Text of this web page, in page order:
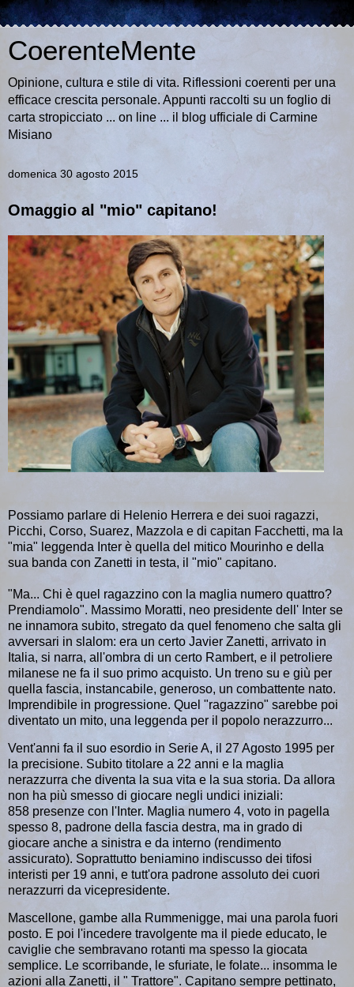
CoerenteMente
Opinione, cultura e stile di vita. Riflessioni coerenti per una
efficace crescita personale. Appunti raccolti su un foglio di
carta stropicciato ... on line ... il blog ufficiale di Carmine
Misiano
domenica 30 agosto 2015
Omaggio al "mio" capitano!
Possiamo parlare di Helenio Herrera e dei suoi ragazzi,
Picchi, Corso, Suarez, Mazzola e di capitan Facchetti, ma la
"mia" leggenda Inter è quella del mitico Mourinho e della
sua banda con Zanetti in testa, il "mio" capitano.
"Ma... Chi è quel ragazzino con la maglia numero quattro?
Prendiamolo". Massimo Moratti, neo presidente dell' Inter se
ne innamora subito, stregato da quel fenomeno che salta gli
avversari in slalom: era un certo Javier Zanetti, arrivato in
Italia, si narra, all'ombra di un certo Rambert, e il petroliere
milanese ne fa il suo primo acquisto. Un treno su e giù per
quella fascia, instancabile, generoso, un combattente nato.
Imprendibile in progressione. Quel "ragazzino" sarebbe poi
diventato un mito, una leggenda per il popolo nerazzurro...
Vent'anni fa il suo esordio in Serie A, il 27 Agosto 1995 per
la precisione. Subito titolare a 22 anni e la maglia
nerazzurra che diventa la sua vita e la sua storia. Da allora
non ha più smesso di giocare negli undici iniziali:
858 presenze con l'Inter. Maglia numero 4, voto in pagella
spesso 8, padrone della fascia destra, ma in grado di
giocare anche a sinistra e da interno (rendimento
assicurato). Soprattutto beniamino indiscusso dei tifosi
interisti per 19 anni, e tutt'ora padrone assoluto dei cuori
nerazzurri da vicepresidente.
Mascellone, gambe alla Rummenigge, mai una parola fuori
posto. E poi l'incedere travolgente ma il piede educato, le
caviglie che sembravano rotanti ma spesso la giocata
semplice. Le scorribande, le sfuriate, le folate... insomma le
azioni alla Zanetti, il " Trattore". Capitano sempre pettinato,